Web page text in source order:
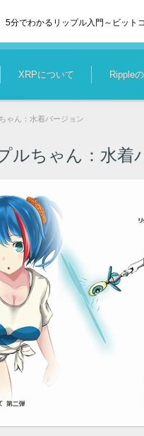
5分でわかるリップル入門～ビット
XRPについて Ripple
ゃん：水着バージョン
ルちゃん：水着